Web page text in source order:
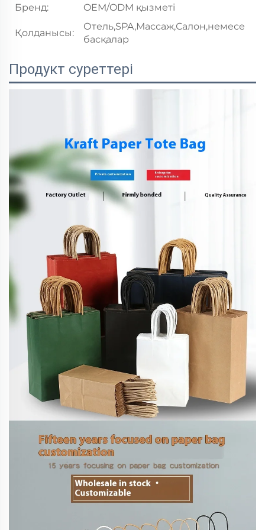
Бренд:
OEM/ODM қызметі
Қолданысы:
Отель,SPA,Массаж,Салон,немесе
басқалар
Продукт суреттері